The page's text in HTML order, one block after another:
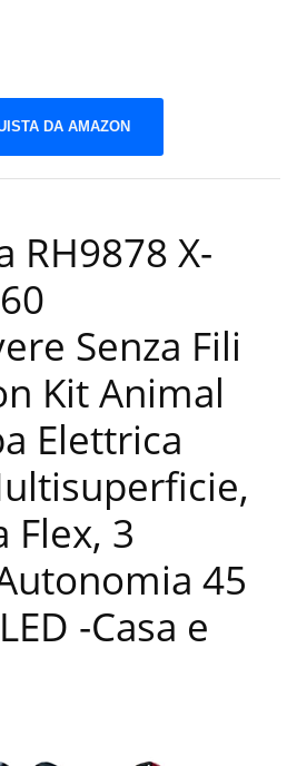
DA AMAZON
RH9878 X-
Senza Fili
Kit Animal
Elettrica
Flex, 3
45
-Casa e